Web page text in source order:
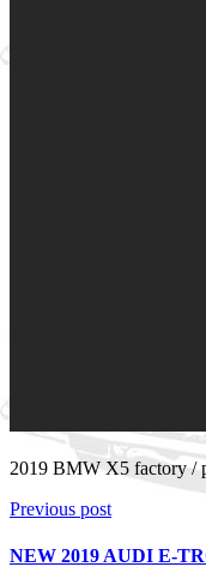
2019 BMW X5 factory /
Previous post
NEW 2019 AUDI E-